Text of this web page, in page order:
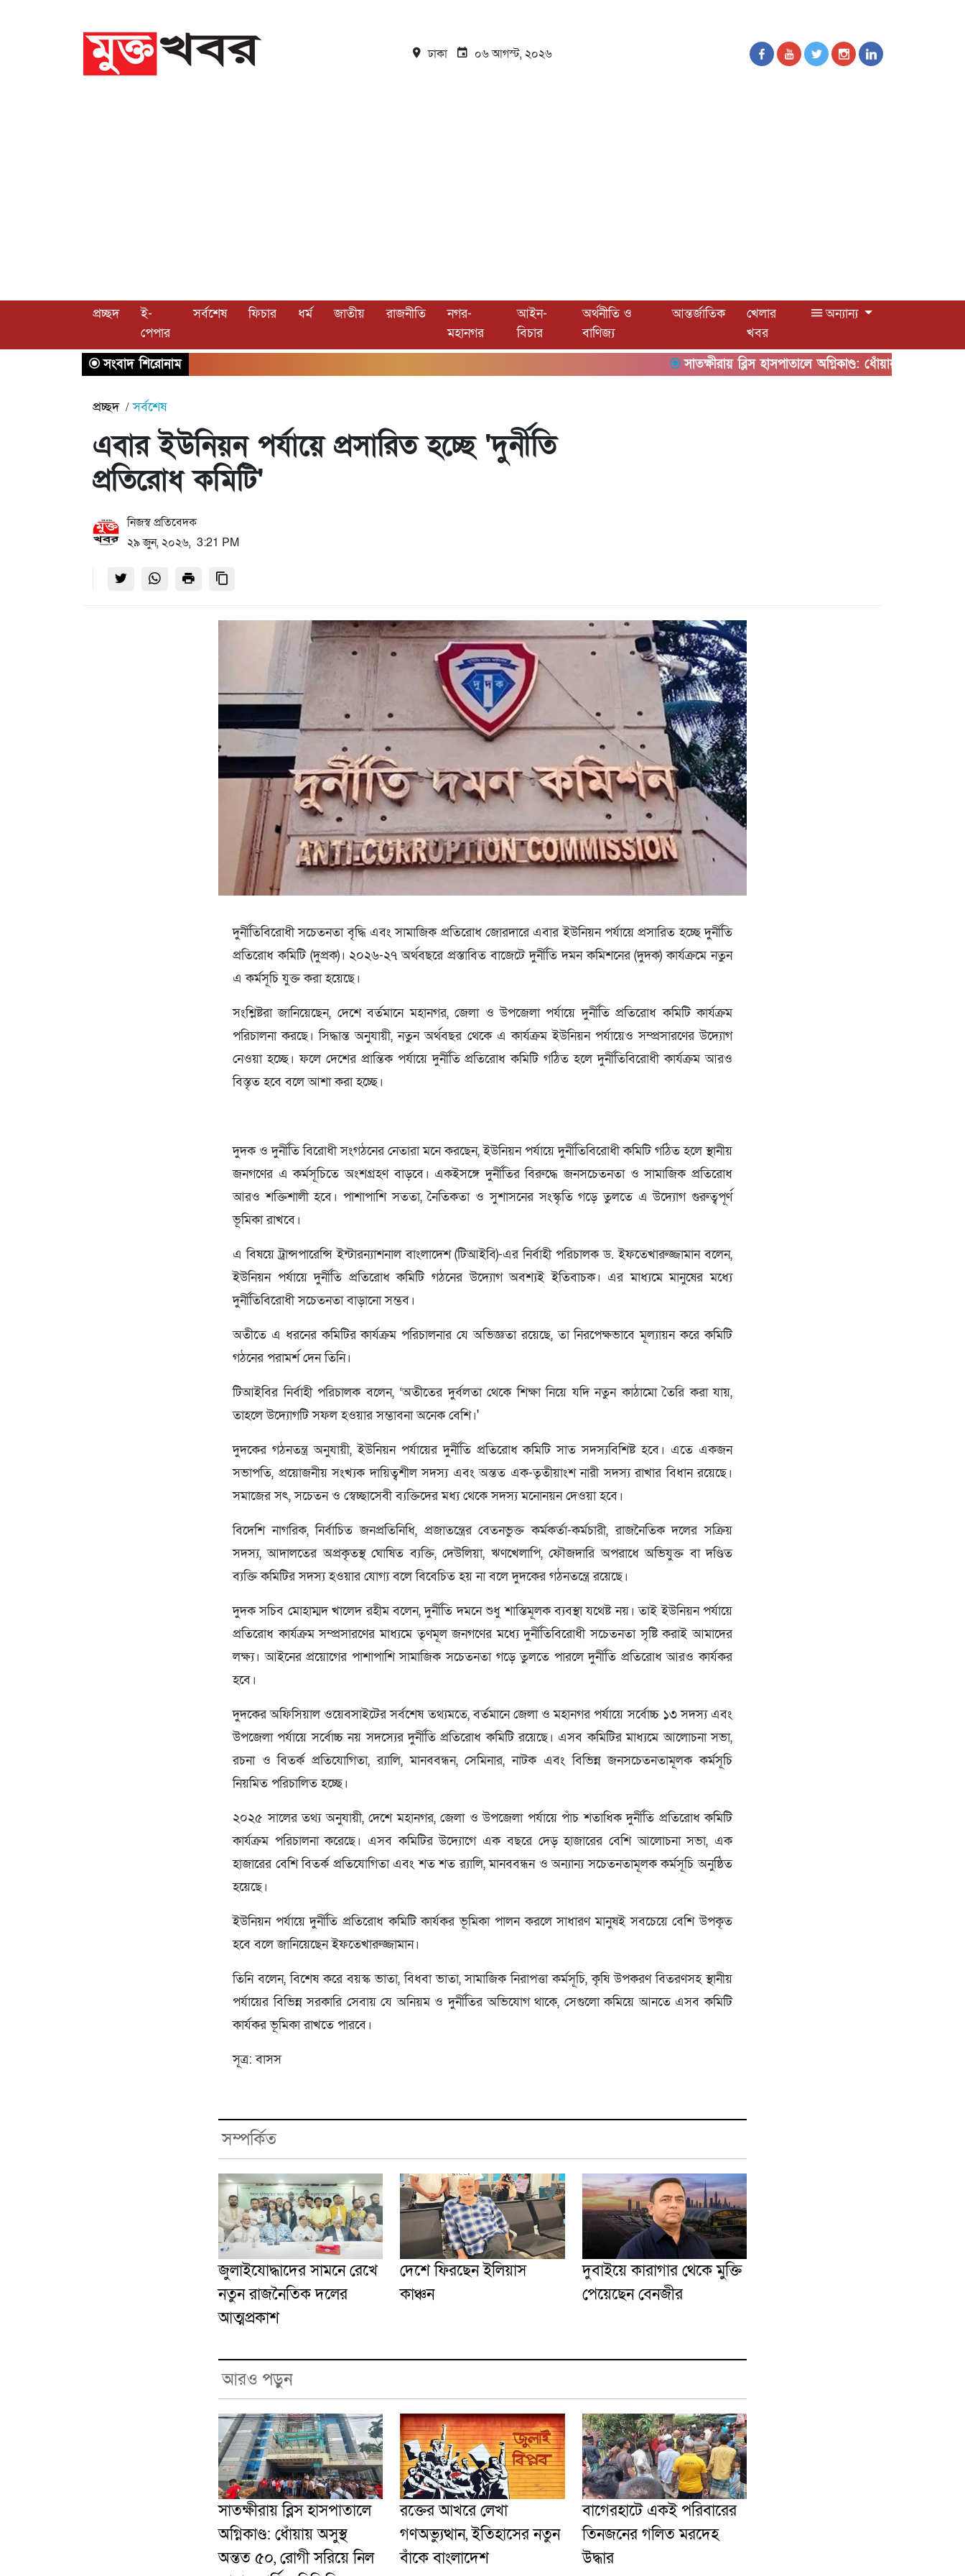
ঢাকা ০৬ আগস্ট, ২০২৬
প্রচ্ছদ
ই-
পেপার
সর্বশেষ ফিচার ধর্ম জাতীয় রাজনীতি
নগর-
মহানগর
আইন-
বিচার
অর্থনীতি ও
বাণিজ্য
আন্তর্জাতিক
খেলার
খবর
অন্যান্য
সংবাদ শিরোনাম সাতক্ষীরায় ব্লিস হাসপাতালে অগ্নিকাণ্ড: ধোঁয়ায় অসুস্থ অন্তত ৫০,
প্রচ্ছদ সর্বশেষ
এবার ইউনিয়ন পর্যায়ে প্রসারিত হচ্ছে 'দুর্নীতি
প্রতিরোধ কমিটি'
নিজস্ব প্রতিবেদক
২৯ জুন, ২০২৬, 3:21 PM
দুর্নীতিবিরোধী সচেতনতা বৃদ্ধি এবং সামাজিক প্রতিরোধ জোরদারে এবার ইউনিয়ন পর্যায়ে প্রসারিত হচ্ছে দুর্নীতি
প্রতিরোধ কমিটি (দুপ্রক)। ২০২৬-২৭ অর্থবছরে প্রস্তাবিত বাজেটে দুর্নীতি দমন কমিশনের (দুদক) কার্যক্রমে নতুন
এ কর্মসূচি যুক্ত করা হয়েছে।
সংশ্লিষ্টরা জানিয়েছেন, দেশে বর্তমানে মহানগর, জেলা ও উপজেলা পর্যায়ে দুর্নীতি প্রতিরোধ কমিটি কার্যক্রম
পরিচালনা করছে। সিদ্ধান্ত অনুযায়ী, নতুন অর্থবছর থেকে এ কার্যক্রম ইউনিয়ন পর্যায়েও সম্প্রসারণের উদ্যোগ
নেওয়া হচ্ছে। ফলে দেশের প্রান্তিক পর্যায়ে দুর্নীতি প্রতিরোধ কমিটি গঠিত হলে দুর্নীতিবিরোধী কার্যক্রম আরও
বিস্তৃত হবে বলে আশা করা হচ্ছে।
দুদক ও দুর্নীতি বিরোধী সংগঠনের নেতারা মনে করছেন, ইউনিয়ন পর্যায়ে দুর্নীতিবিরোধী কমিটি গঠিত হলে স্থানীয়
জনগণের এ কর্মসূচিতে অংশগ্রহণ বাড়বে। একইসঙ্গে দুর্নীতির বিরুদ্ধে জনসচেতনতা ও সামাজিক প্রতিরোধ
আরও শক্তিশালী হবে। পাশাপাশি সততা, নৈতিকতা ও সুশাসনের সংস্কৃতি গড়ে তুলতে এ উদ্যোগ গুরুত্বপূর্ণ
ভূমিকা রাখবে।
এ বিষয়ে ট্রান্সপারেন্সি ইন্টারন্যাশনাল বাংলাদেশ (টিআইবি)-এর নির্বাহী পরিচালক ড. ইফতেখারুজ্জামান বলেন,
ইউনিয়ন পর্যায়ে দুর্নীতি প্রতিরোধ কমিটি গঠনের উদ্যোগ অবশ্যই ইতিবাচক। এর মাধ্যমে মানুষের মধ্যে
দুর্নীতিবিরোধী সচেতনতা বাড়ানো সম্ভব।
অতীতে এ ধরনের কমিটির কার্যক্রম পরিচালনার যে অভিজ্ঞতা রয়েছে, তা নিরপেক্ষভাবে মূল্যায়ন করে কমিটি
গঠনের পরামর্শ দেন তিনি।
টিআইবির নির্বাহী পরিচালক বলেন, ‘অতীতের দুর্বলতা থেকে শিক্ষা নিয়ে যদি নতুন কাঠামো তৈরি করা যায়,
তাহলে উদ্যোগটি সফল হওয়ার সম্ভাবনা অনেক বেশি।'
দুদকের গঠনতন্ত্র অনুযায়ী, ইউনিয়ন পর্যায়ের দুর্নীতি প্রতিরোধ কমিটি সাত সদস্যবিশিষ্ট হবে। এতে একজন
সভাপতি, প্রয়োজনীয় সংখ্যক দায়িত্বশীল সদস্য এবং অন্তত এক-তৃতীয়াংশ নারী সদস্য রাখার বিধান রয়েছে।
সমাজের সৎ, সচেতন ও স্বেচ্ছাসেবী ব্যক্তিদের মধ্য থেকে সদস্য মনোনয়ন দেওয়া হবে।
বিদেশি নাগরিক, নির্বাচিত জনপ্রতিনিধি, প্রজাতন্ত্রের বেতনভুক্ত কর্মকর্তা-কর্মচারী, রাজনৈতিক দলের সক্রিয়
সদস্য, আদালতের অপ্রকৃতস্থ ঘোষিত ব্যক্তি, দেউলিয়া, ঋণখেলাপি, ফৌজদারি অপরাধে অভিযুক্ত বা দণ্ডিত
ব্যক্তি কমিটির সদস্য হওয়ার যোগ্য বলে বিবেচিত হয় না বলে দুদকের গঠনতন্ত্রে রয়েছে।
দুদক সচিব মোহাম্মদ খালেদ রহীম বলেন, দুর্নীতি দমনে শুধু শাস্তিমূলক ব্যবস্থা যথেষ্ট নয়। তাই ইউনিয়ন পর্যায়ে
প্রতিরোধ কার্যক্রম সম্প্রসারণের মাধ্যমে তৃণমূল জনগণের মধ্যে দুর্নীতিবিরোধী সচেতনতা সৃষ্টি করাই আমাদের
লক্ষ্য। আইনের প্রয়োগের পাশাপাশি সামাজিক সচেতনতা গড়ে তুলতে পারলে দুর্নীতি প্রতিরোধ আরও কার্যকর
হবে।
দুদকের অফিসিয়াল ওয়েবসাইটের সর্বশেষ তথ্যমতে, বর্তমানে জেলা ও মহানগর পর্যায়ে সর্বোচ্চ ১৩ সদস্য এবং
উপজেলা পর্যায়ে সর্বোচ্চ নয় সদস্যের দুর্নীতি প্রতিরোধ কমিটি রয়েছে। এসব কমিটির মাধ্যমে আলোচনা সভা,
রচনা ও বিতর্ক প্রতিযোগিতা, র‌্যালি, মানববন্ধন, সেমিনার, নাটক এবং বিভিন্ন জনসচেতনতামূলক কর্মসূচি
নিয়মিত পরিচালিত হচ্ছে।
২০২৫ সালের তথ্য অনুযায়ী, দেশে মহানগর, জেলা ও উপজেলা পর্যায়ে পাঁচ শতাধিক দুর্নীতি প্রতিরোধ কমিটি
কার্যক্রম পরিচালনা করেছে। এসব কমিটির উদ্যোগে এক বছরে দেড় হাজারের বেশি আলোচনা সভা, এক
হাজারের বেশি বিতর্ক প্রতিযোগিতা এবং শত শত র‌্যালি, মানববন্ধন ও অন্যান্য সচেতনতামূলক কর্মসূচি অনুষ্ঠিত
হয়েছে।
ইউনিয়ন পর্যায়ে দুর্নীতি প্রতিরোধ কমিটি কার্যকর ভূমিকা পালন করলে সাধারণ মানুষই সবচেয়ে বেশি উপকৃত
হবে বলে জানিয়েছেন ইফতেখারুজ্জামান।
তিনি বলেন, বিশেষ করে বয়স্ক ভাতা, বিধবা ভাতা, সামাজিক নিরাপত্তা কর্মসূচি, কৃষি উপকরণ বিতরণসহ স্থানীয়
পর্যায়ের বিভিন্ন সরকারি সেবায় যে অনিয়ম ও দুর্নীতির অভিযোগ থাকে, সেগুলো কমিয়ে আনতে এসব কমিটি
কার্যকর ভূমিকা রাখতে পারবে।
সূত্র: বাসস
সম্পর্কিত
জুলাইযোদ্ধাদের সামনে রেখে
নতুন রাজনৈতিক দলের
আত্মপ্রকাশ
দেশে ফিরছেন ইলিয়াস
কাঞ্চন
দুবাইয়ে কারাগার থেকে মুক্তি
পেয়েছেন বেনজীর
আরও পড়ুন
সাতক্ষীরায় ব্লিস হাসপাতালে
অগ্নিকাণ্ড: ধোঁয়ায় অসুস্থ
অন্তত ৫০, রোগী সরিয়ে নিল
রক্তের আখরে লেখা
গণঅভ্যুত্থান, ইতিহাসের নতুন
বাঁকে বাংলাদেশ
‎বাগেরহাটে একই পরিবারের
তিনজনের গলিত মরদেহ
উদ্ধার